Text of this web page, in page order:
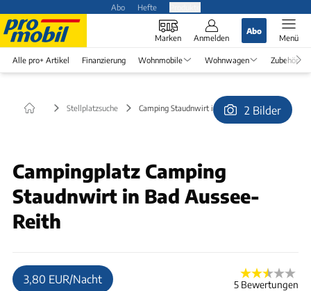
Abo Hefte
Marken Anmelden
Abo
Menü
Alle pro+ Artikel Finanzierung Wohnmobile Wohnwagen Zubehör
Stellplatzsuche Camping Staudnwirt in Bad Aussee-Reith
2 Bilder
Campingplatz Camping
Staudnwirt in Bad Aussee-
Reith
3,80 EUR/Nacht 5 Bewertungen